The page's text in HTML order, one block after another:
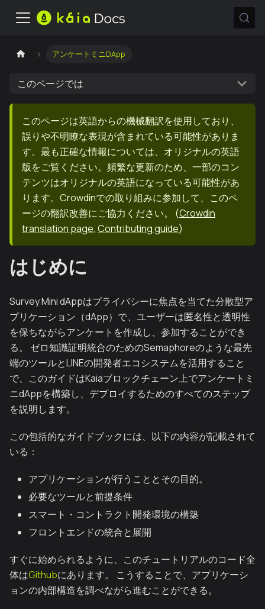
アンケートミニDApp
このページでは
このページは英語からの機械翻訳を使用しており、
誤りや不明瞭な表現が含まれている可能性がありま
す。最も正確な情報については、オリジナルの英語
版をご覧ください。頻繁な更新のため、一部のコン
テンツはオリジナルの英語になっている可能性があ
ります。Crowdinでの取り組みに参加して、このペ
ージの翻訳改善にご協力ください。
(Crowdin
translation page, Contributing guide)
はじめに
Survey Mini dAppはプライバシーに焦点を当てた分散型ア
プリケーション（dApp）で、ユーザーは匿名性と透明性
を保ちながらアンケートを作成し、参加することができ
る。 ゼロ知識証明統合のためのSemaphoreのような最先
端のツールとLINEの開発者エコシステムを活用すること
で、このガイドはKaiaブロックチェーン上でアンケートミ
ニdAppを構築し、デプロイするためのすべてのステップ
を説明します。
この包括的なガイドブックには、以下の内容が記載されて
いる：
アプリケーションが行うこととその目的。
必要なツールと前提条件
スマート・コントラクト開発環境の構築
フロントエンドの統合と展開
すぐに始められるように、このチュートリアルのコード全
体はGithubにあります。 こうすることで、アプリケーシ
ョンの内部構造を調べながら進むことができる。